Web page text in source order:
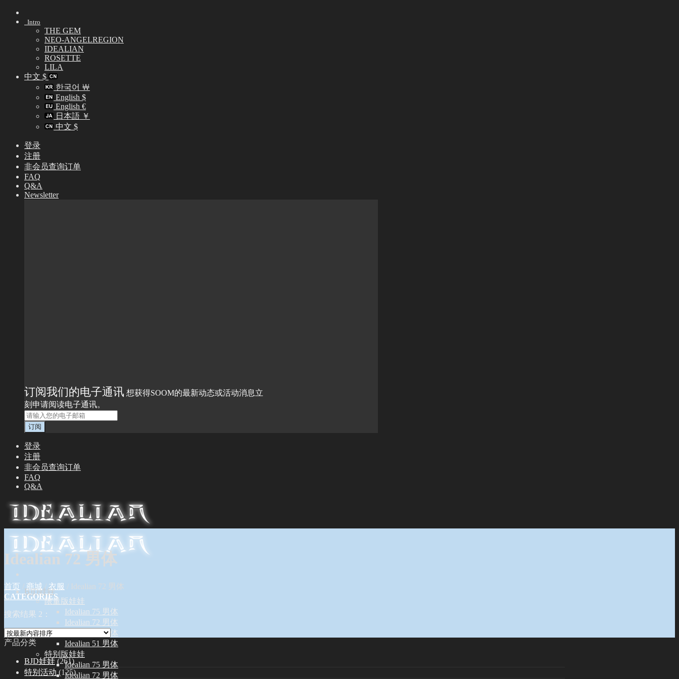
Skip
Intro
THE GEM
NEO-ANGELREGION
IDEALIAN
ROSETTE
LILA
中文 $
한국어 ￦
English $
English €
日本語 ￥
中文 $
登录
注册
非会员查询订单
FAQ
Q&A
Newsletter
订阅我们的电子通讯 想获得SOOM的最新动态或活动消息立
刻申请阅读电子通讯。
登录
注册
非会员查询订单
FAQ
Q&A
BJD娃娃
限量版娃娃
Idealian 75 男体
Idealian 72 男体
Idealian 68 女体
Idealian 51 男体
特别版娃娃
Idealian 75 男体
Idealian 72 男体
Idealian 72 男体
首页 商城 衣服
Idealian 72 男体
CATEGORIES
搜索结果 2：
产品分类
BJD娃娃 (261)
特别活动 (125)